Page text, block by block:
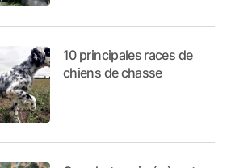
10 principales races de
chiens de chasse